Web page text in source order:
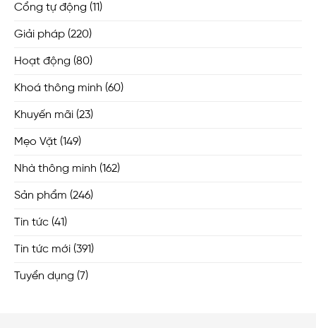
Cổng tự động (11)
Giải pháp (220)
Hoạt động (80)
Khoá thông minh (60)
Khuyến mãi (23)
Mẹo Vặt (149)
Nhà thông minh (162)
Sản phẩm (246)
Tin tức (41)
Tin tức mới (391)
Tuyển dụng (7)